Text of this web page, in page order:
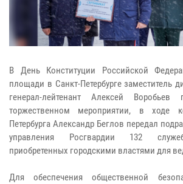
В День Конституции Российской
площади в Санкт-Петербурге заместитель
генерал-лейтенант Алексей
торжественном мероприятии, в ходе
Петербурга Александр Беглов передал
управления Росгвардии 132
приобретенных городскими властями для
Для обеспечения общественной